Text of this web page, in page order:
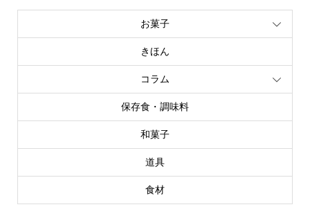
お菓子
きほん
コラム
保存食・調味料
和菓子
道具
食材